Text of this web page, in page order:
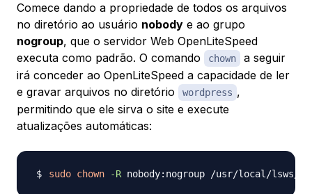
Comece dando a propriedade de todos os arquivos
no diretório ao usuário nobody e ao grupo
nogroup, que o servidor Web OpenLiteSpeed
executa como padrão. O comando
chown
a seguir
irá conceder ao OpenLiteSpeed a capacidade de ler
e gravar arquivos no diretório
wordpress ,
permitindo que ele sirva o site e execute
atualizações automáticas:
sudo chown -R nobody:nogroup /usr/local/lsws/